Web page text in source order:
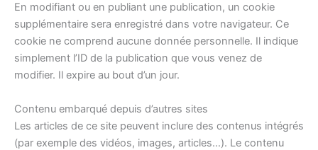
En modifiant ou en publiant une publication, un cookie
supplémentaire sera enregistré dans votre navigateur. Ce
cookie ne comprend aucune donnée personnelle. Il indique
simplement l’ID de la publication que vous venez de
modifier. Il expire au bout d’un jour.
Contenu embarqué depuis d’autres sites
Les articles de ce site peuvent inclure des contenus intégrés
(par exemple des vidéos, images, articles…). Le contenu